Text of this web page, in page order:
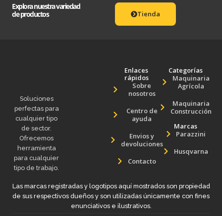
Explora nuestra variedad
de productos
Tienda
Soluciones
perfectas para
cualquier tipo
de sector.
Ofrecemos
herramienta
para cualquier
tipo de trabajo.
Enlaces
rápidos
Sobre
nosotros
Centro de
ayuda
Envios y
devoluciones
Contacto
Categorías
Maquinaria
Agrícola
Maquinaria
Construcción
Marcas
Parazzini
Husqvarna
Las marcas registradas y logotipos aquí mostrados son propiedad
de sus respectivos dueños y son utilizadas únicamente con fines
enunciativos e ilustrativos.